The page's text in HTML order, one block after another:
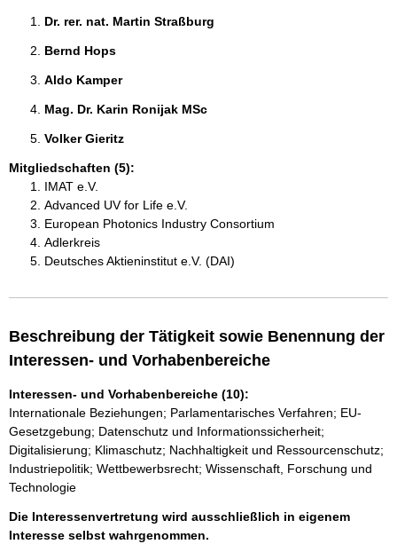
Dr. rer. nat. Martin Straßburg
Bernd Hops
Aldo Kamper
Mag. Dr. Karin Ronijak MSc
Volker Gieritz
Mitgliedschaften (5):
IMAT e.V.
Advanced UV for Life e.V.
European Photonics Industry Consortium
Adlerkreis
Deutsches Aktieninstitut e.V. (DAI)
Beschreibung der Tätigkeit sowie Benennung der
Interessen- und Vorhabenbereiche
Interessen- und Vorhabenbereiche (10):
Internationale Beziehungen; Parlamentarisches Verfahren; EU-
Gesetzgebung; Datenschutz und Informationssicherheit;
Digitalisierung; Klimaschutz; Nachhaltigkeit und Ressourcenschutz;
Industriepolitik; Wettbewerbsrecht; Wissenschaft, Forschung und
Technologie
Die Interessenvertretung wird ausschließlich in eigenem
Interesse selbst wahrgenommen.